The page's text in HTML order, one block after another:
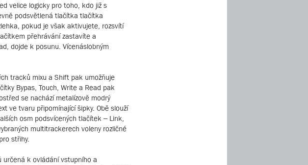
velice logicky pro toho, kdo již s
podsvětlená tlačítka tlačítka
pokud je však aktivujete, rozsvítí
přehrávání zastavíte a
dojde k posunu. Vícenáslobným
tracků mixu a Shift pak umožňuje
Bypas, Touch, Write a Read pak
se nachází metalízově modrý
ve tvaru připomínající šipky. Obě slouží
osm podsvícených tlačítek – Link,
multitrackerech voleny rozličné
střihy.
určená k ovládání vstupního a